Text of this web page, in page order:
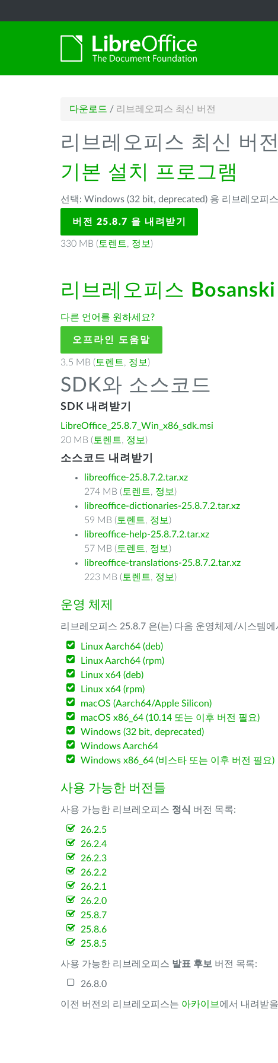
다운로드 / 리브레오피스 최신 버전
리브레오피스 최신 버전
기본 설치 프로그램
선택: Windows (32 bit, deprecated) 용 리브레오피
버전 25.8.7 을 내려받기
330 MB ( 토렌트, 정보 )
리브레오피스 Bosanski
다른 언어를 원하세요?
오프라인 도움말
3.5 MB ( 토렌트, 정보 )
SDK와 소스코드
SDK 내려받기
LibreOffice_25.8.7_Win_x86_sdk.msi
20 MB ( 토렌트, 정보 )
소스코드 내려받기
libreoffice-25.8.7.2.tar.xz
274 MB ( 토렌트, 정보 )
libreoffice-dictionaries-25.8.7.2.tar.xz
59 MB ( 토렌트, 정보 )
libreoffice-help-25.8.7.2.tar.xz
57 MB ( 토렌트, 정보 )
libreoffice-translations-25.8.7.2.tar.xz
223 MB ( 토렌트, 정보 )
운영 체제
리브레오피스 25.8.7 은(는) 다음 운영체제/시스템
Linux Aarch64 (deb)
Linux Aarch64 (rpm)
Linux x64 (deb)
Linux x64 (rpm)
macOS (Aarch64/Apple Silicon)
macOS x86_64 (10.14 또는 이후 버전 필요)
Windows (32 bit, deprecated)
Windows Aarch64
Windows x86_64 (비스타 또는 이후 버전 필요)
사용 가능한 버전들
사용 가능한 리브레오피스 정식 버전 목록:
26.2.5
26.2.4
26.2.3
26.2.2
26.2.1
26.2.0
25.8.7
25.8.6
25.8.5
사용 가능한 리브레오피스 발표 후보 버전 목록:
26.8.0
이전 버전의 리브레오피스는 아카이브 에서 내려받